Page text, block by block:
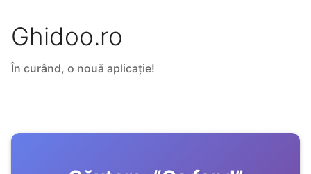
Ghidoo.ro
În curând, o nouă aplicație!